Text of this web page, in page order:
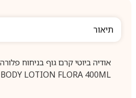
תיאור
BODY LOTION FLORA 400ML